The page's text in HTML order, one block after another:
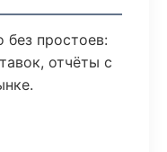
без простоев:
отчёты с